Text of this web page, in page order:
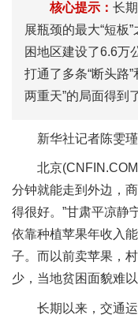
核心提示： 长
展瓶颈的最大“短板
困地区建设了6.6万
打通了多条“断头路
两重天”的局面得到
新华社记者陈雯
北京
分钟就能走到外边，
得很好。”甘肃平凉静
依靠种植苹果年收入
子。而以前卖苹果，
少，当地贫困面貌难以
长期以来，交通